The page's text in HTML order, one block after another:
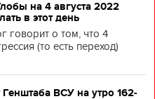
на 4 августа 2022
в этот день
говорит о том, что 4
(то есть переход)
ВСУ на утро 162-